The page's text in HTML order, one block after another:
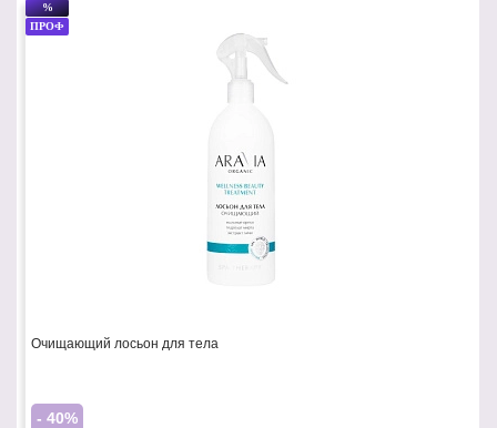
%
ПРОФ
Очищающий лосьон для тела
- 40%